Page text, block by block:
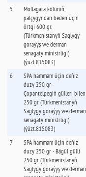
5
Mollagara kölüniň
palçygyndan beden üçin
örtgi 600 gr.
(Türkmenistanyň Saglygy
goraýyş we derman
senagaty ministrligi)
(ýüzt.815083)
6
SPA hammam üçin deňiz
duzy 250 gr -
Çopantelpegiň gülleri bilen
250 gr. (Türkmenistanyň
Saglygy goraýyş we derman
senagaty ministrligi)
(ýüzt.815083)
7
SPA hammam üçin deňiz
duzy 250 gr - Bägül gülli
250 gr. (Türkmenistanyň
Saglygy goraýyş we derman